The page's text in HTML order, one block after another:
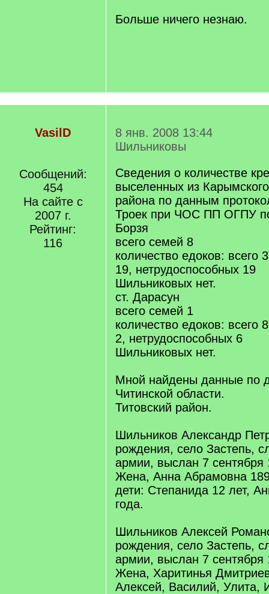
Больше ничего незнаю.
VasilD
Сообщений:
454
На сайте с
2007 г.
Рейтинг:
116
8 янв. 2008 13:44
Шильниковы
Сведения о количестве
выселенных из
района по данным
Троек при ЧОС ПП ОГПУ
Борзя
всего семей 8
количество едоков: всего
19, нетрудоспособных 19
Шильниковых нет.
ст. Дарасун
всего семей 1
количество едоков: всего
2, нетрудоспособных 6
Шильниковых нет.
Мной найдены данные по
Читинской области.
Титовский район.
Шильников Александр
рождения, село Застепь,
армии, выслан 7 сентября
Жена, Анна Абрамовна
дети: Степанида 12 лет,
года.
Шильников Алексей
рождения, село Застепь,
армии, выслан 7 сентября
Жена, Харитинья
Алексей, Василий, Улита,